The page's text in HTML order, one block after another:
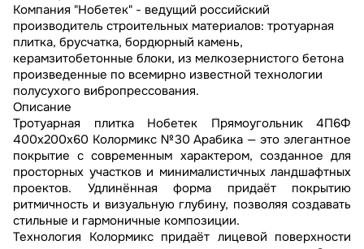
Компания "Нобетек" - ведущий российский
производитель строительных материалов: тротуарная
плитка, брусчатка, бордюрный камень,
керамзитобетонные блоки, из мелкозернистого бетона
произведенные по всемирно известной технологии
полусухого вибропрессования.
Описание
Тротуарная плитка Нобетек Прямоугольник 4П6Ф
400x200x60 Колормикс №30 Арабика — это элегантное
покрытие с современным характером, созданное для
просторных участков и минималистичных ландшафтных
проектов. Удлинённая форма придаёт покрытию
ритмичность и визуальную глубину, позволяя создавать
стильные и гармоничные композиции.
Технология Колормикс придаёт лицевой поверхности